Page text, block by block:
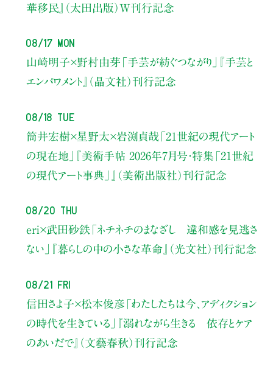
華移民』（太田出版）W刊行記念
08/17 Mon
山崎明子×野村由芽 「手芸が紡ぐつながり」
『手芸と
エンパワメント』（晶文社）刊行記念
08/18 Tue
筒井宏樹×星野太×岩渕貞哉 「21世紀の現代アート
の現在地」
『美術手帖 2026年7月号・特集「21世紀
の現代アート事典」』（美術出版社）刊行記念
08/20 Thu
eri×武田砂鉄「ネチネチのまなざし 違和感を見逃さ
ない」
『暮らしの中の小さな革命』（光文社）刊行記念
08/21 Fri
信田さよ子×松本俊彦 「わたしたちは今、アディクション
の時代を生きている」
『溺れながら生きる 依存とケア
のあいだで』（文藝春秋）刊行記念